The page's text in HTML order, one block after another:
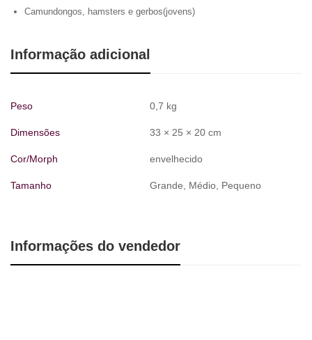
Camundongos, hamsters e gerbos(jovens)
Informação adicional
Peso 0,7 kg
Dimensões 33 × 25 × 20 cm
Cor/Morph envelhecido
Tamanho Grande, Médio, Pequeno
Informações do vendedor